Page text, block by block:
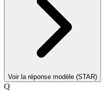
Voir la réponse modèle (STAR)
Q